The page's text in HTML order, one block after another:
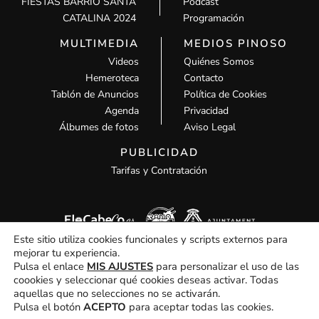
CATALINA 2024
Programación
MULTIMEDIA
Videos
Hemeroteca
Tablón de Anuncios
Agenda
Álbumes de fotos
MEDIOS PINOSO
Quiénes Somos
Contacto
Política de Cookies
Privacidad
Aviso Legal
PUBLICIDAD
Tarifas y Contratación
Todos los derechos © 2026 MCM Pinoso | Funciona gracias a
Pinoso
Este sitio utiliza cookies funcionales y scripts externos para
mejorar tu experiencia.
Pulsa el enlace MIS AJUSTES para personalizar el uso de las
coookies y seleccionar qué cookies deseas activar. Todas
aquellas que no selecciones no se activarán.
Pulsa el botón ACEPTO para aceptar todas las cookies.
Hola, ¿En que podemos ayudarte?